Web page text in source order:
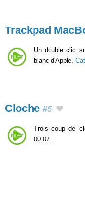
Trackpad
Un double clic
blanc d'Apple.
Cloche #5
Trois coup de
00:07.